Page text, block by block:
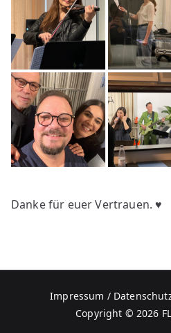
Danke für euer Vertrauen. ♥
Impressum /
Copyright © 2026